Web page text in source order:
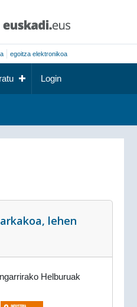
egoitza elektronikoa
Login
lehen
Helburuak